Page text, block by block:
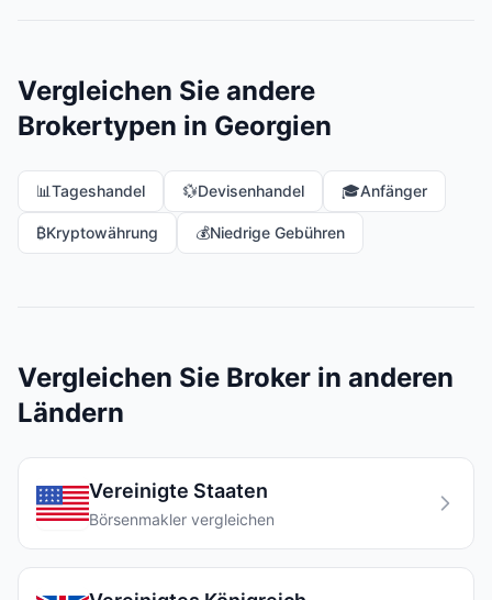
Vergleichen Sie andere
Brokertypen in Georgien
📊Tageshandel 💱Devisenhandel 🎓Anfänger
₿Kryptowährung 💰Niedrige Gebühren
Vergleichen Sie Broker in anderen
Ländern
Vereinigte Staaten
Börsenmakler vergleichen